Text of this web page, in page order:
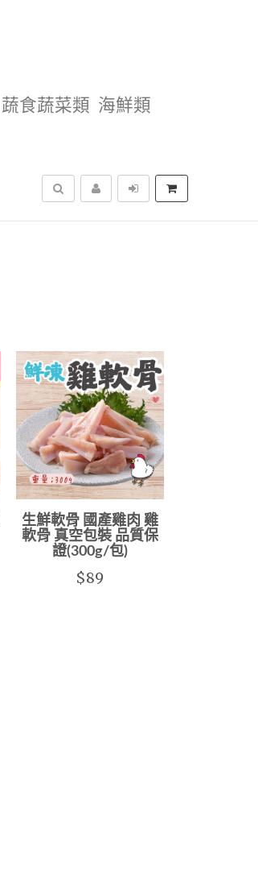
蔬食蔬菜類 海鮮類
搜尋
生鮮軟骨 國產雞肉 雞
軟骨 真空包裝 品質保
證(300g/包)
$89